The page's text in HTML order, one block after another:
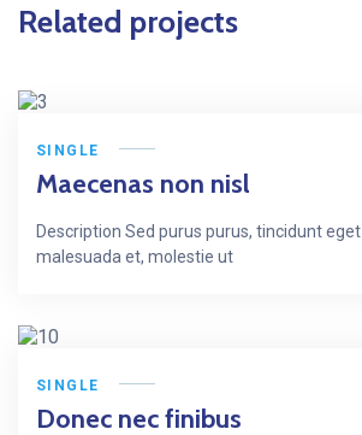
Related projects
SINGLE
Maecenas non nisl
Description Sed purus purus, tincidunt eget
malesuada et, molestie ut
SINGLE
Donec nec finibus